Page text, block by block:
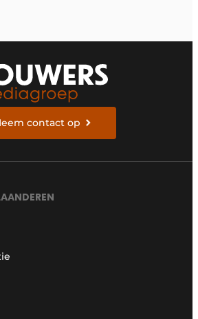
contact op